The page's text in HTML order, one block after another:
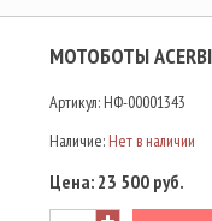
МОТОБОТЫ
Артикул: НФ-00001343
Наличие: Нет в наличии
Цена: 23 500 руб.